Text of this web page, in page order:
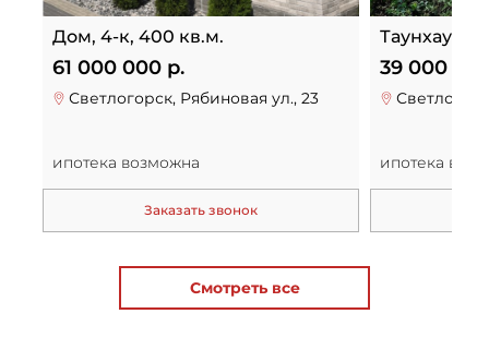
Дом, 4-к, 400 кв.м.
61 000 000 р.
Светлогорск, Рябиновая ул., 23
ипотека возможна
Заказать звонок
Таунхаус,
39 000
ипотека
Смотреть все